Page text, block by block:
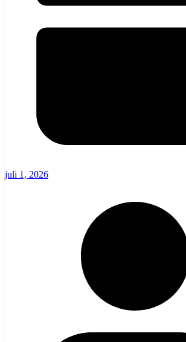
juli 1, 2026